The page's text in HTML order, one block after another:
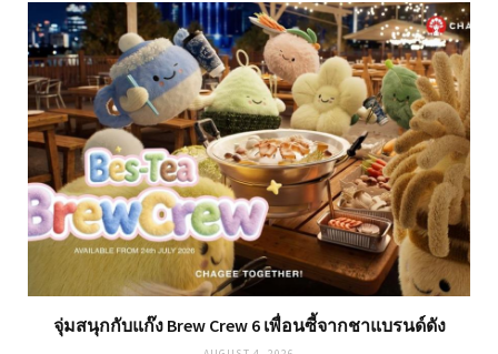
จุ่มสนุกกับแก๊ง Brew Crew 6 เพื่อนซี้จากชาแบรนด์ดัง